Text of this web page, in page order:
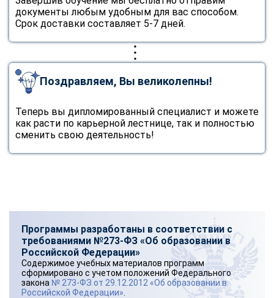
документы любым удобным для вас способом.
Срок доставки составляет 5-7 дней.
Поздравляем, Вы великолепны!
Теперь вы дипломированный специалист и можете
как расти по карьерной лестнице, так и полностью
сменить свою деятельность!
Программы разработаны в соответствии с
требованиями №273-ФЗ «Об образовании в
Российской Федерации»
Содержимое учебных материалов программ
сформировано с учетом положений Федерального
закона № 273-ФЗ от 29.12.2012 «Об образовании в
Российской Федерации»